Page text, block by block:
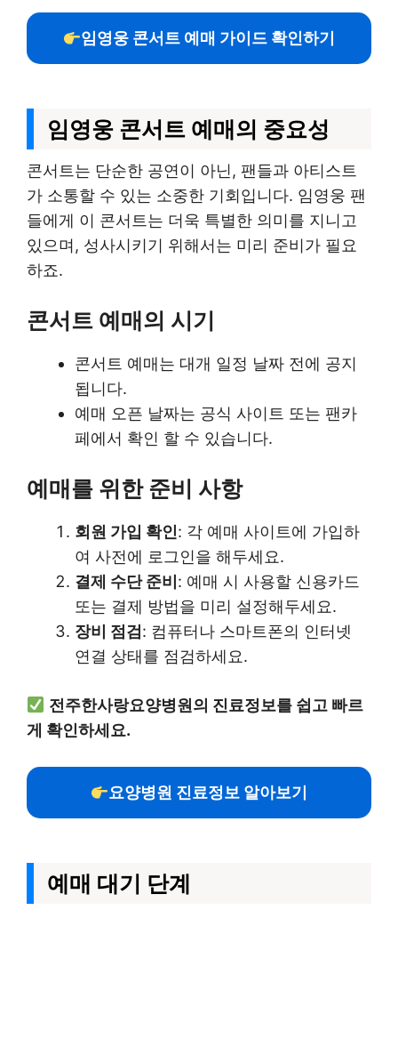
임영웅 콘서트 예매 가이드 확인하기
임영웅 콘서트 예매의 중요성
콘서트는 단순한 공연이 아닌, 팬들과 아티스트
가 소통할 수 있는 소중한 기회입니다. 임영웅 팬
들에게 이 콘서트는 더욱 특별한 의미를 지니고
있으며, 성사시키기 위해서는 미리 준비가 필요
하죠.
콘서트 예매의 시기
콘서트 예매는 대개 일정 날짜 전에 공지
됩니다.
예매 오픈 날짜는 공식 사이트 또는 팬카
페에서 확인 할 수 있습니다.
예매를 위한 준비 사항
회원 가입 확인: 각 예매 사이트에 가입하
여 사전에 로그인을 해두세요.
결제 수단 준비 : 예매 시 사용할 신용카드
또는 결제 방법을 미리 설정해두세요.
장비 점검 : 컴퓨터나 스마트폰의 인터넷
연결 상태를 점검하세요.
전주한사랑요양병원의 진료정보를 쉽고 빠르
게 확인하세요.
요양병원 진료정보 알아보기
예매 대기 단계